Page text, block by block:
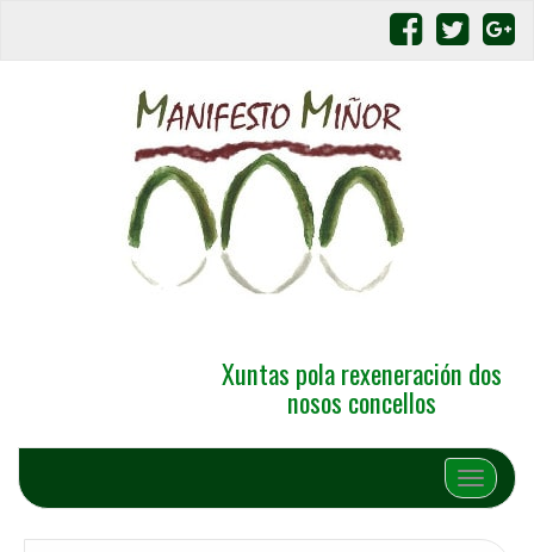
Xuntas pola rexeneración dos
nosos concellos
Alternar